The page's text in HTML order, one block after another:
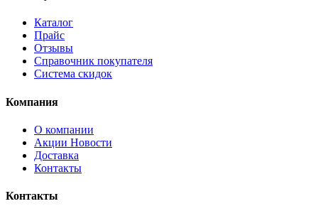
Каталог
Прайс
Отзывы
Справочник покупателя
Система скидок
Компания
О компании
Aкции Новости
Доставка
Контакты
Контакты